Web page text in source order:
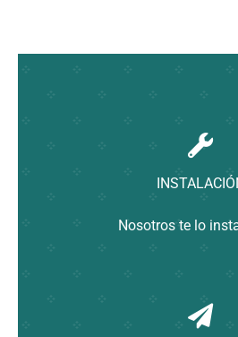
Nosotros te lo